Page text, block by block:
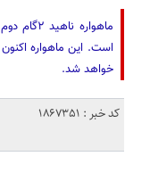
ماهواره
است. این ماهواره
خواهد شد.
کد خبر : 1867351